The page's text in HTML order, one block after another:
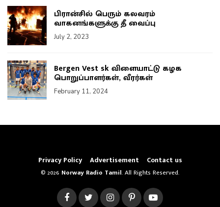
பிரான்சில் பெரும் கலவரம்
வாகனங்களுக்கு தீ வைப்பு
July 2, 2023
Bergen Vest sk விளையாட்டு கழக
பொறுப்பாளர்கள், வீரர்கள்
February 11, 2024
Privacy Policy Advertisement Contact us
© 2026 Norway Radio Tamil. All Rights Reserved.